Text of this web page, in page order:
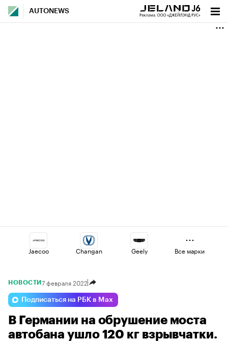
AUTONEWS
Jaecoo Changan Geely
Voyah Haval
Volga Esteo Lada
Все марки
НОВОСТИ 7 февраля 2022
Подписаться на РБК в Max
В Германии на обрушение моста
автобана ушло 120 кг взрывчатки.